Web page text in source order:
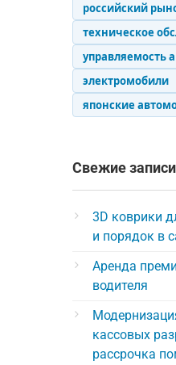
российский
техническое
управляемость
электромобили
японские
Свежие записи
3D коврики
и порядок в
Аренда
водителя
кассовых
рассрочка